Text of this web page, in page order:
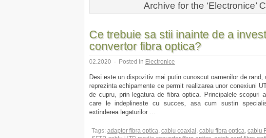
Archive for the ‘Electronice’
Ce trebuie sa stii inainte de a
convertor fibra optica?
02.2020 · Posted in Electronice
Desi este un dispozitiv mai putin cunoscut oamenilor de
reprezinta echipamente ce permit realizarea unor conexiuni
de cupru, prin legatura de fibra optica. Principalele scopuri
care le indeplineste cu succes, asa cum sustin
extinderea legaturilor ...
Tags: adaptor fibra optica, cablu coaxial , cablu fibra optica, cablu